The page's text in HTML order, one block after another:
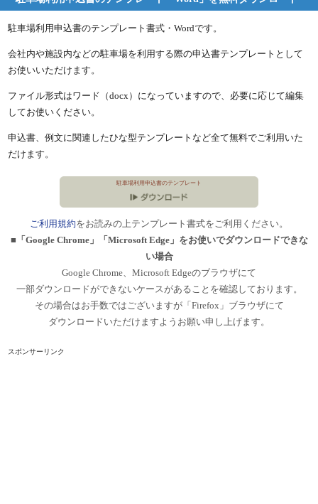
駐車場利用申込書のテンプレート書式・Wordです。
会社内や施設内などの駐車場を利用する際の申込書テンプレートとして
お使いいただけます。
ファイル形式はワード（docx）になっていますので、必要に応じて編集
してお使いください。
申込書、例文に関連したひな型テンプレートなど全て無料でご利用いた
だけます。
駐車場利用申込書のテンプレート
ご利用規約をお読みの上テンプレート書式をご利用ください。
■「Google Chrome」「Microsoft Edge」をお使いでダウンロードできな
い場合
Google Chrome、Microsoft Edgeのブラウザにて
一部ダウンロードができないケースがあることを確認しております。
その場合はお手数ではございますが「Firefox」ブラウザにて
ダウンロードいただけますようお願い申し上げます。
スポンサーリンク